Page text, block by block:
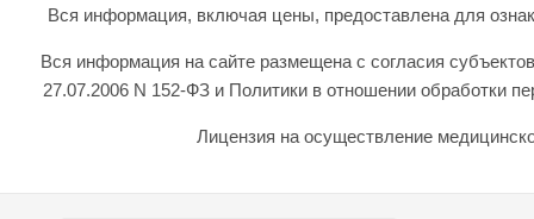
Вся информация, включая цены, предоставлена для
Вся информация на сайте размещена с согласия
27.07.2006 N 152-ФЗ и Политики в отношении обработки
Лицензия на осуществление